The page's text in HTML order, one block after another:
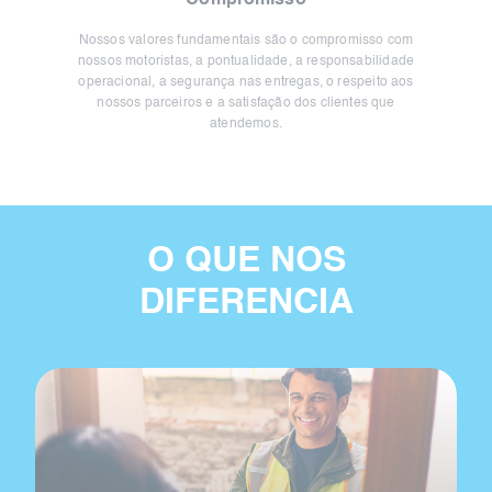
Nossos valores fundamentais são o compromisso com
nossos motoristas, a pontualidade, a responsabilidade
operacional, a segurança nas entregas, o respeito aos
nossos parceiros e a satisfação dos clientes que
atendemos.
O QUE NOS
DIFERENCIA
Cultura